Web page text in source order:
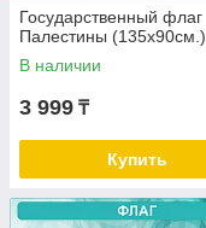
Государственный флаг
Палестины (135х90см.)
В наличии
3 999 ₸
Купить